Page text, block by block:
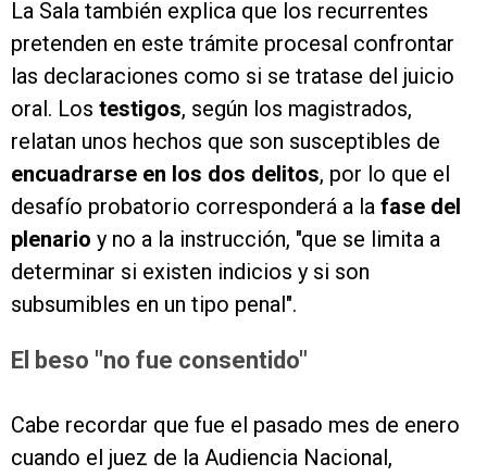
La Sala también explica que los recurrentes
pretenden en este trámite procesal confrontar
las declaraciones como si se tratase del juicio
oral. Los testigos, según los magistrados,
relatan unos hechos que son susceptibles de
encuadrarse en los dos delitos, por lo que el
desafío probatorio corresponderá a la fase del
plenario y no a la instrucción, "que se limita a
determinar si existen indicios y si son
subsumibles en un tipo penal".
El beso "no fue consentido"
Cabe recordar que fue el pasado mes de enero
cuando el juez de la Audiencia Nacional,